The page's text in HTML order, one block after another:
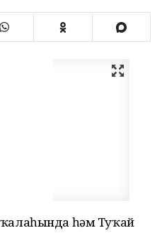
һәм Туҡай